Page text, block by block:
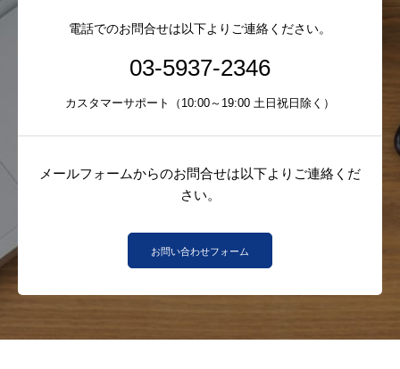
電話でのお問合せは以下よりご連絡ください。
03-5937-2346
カスタマーサポート（10:00～19:00 土日祝日除く）
メールフォームからのお問合せは以下よりご連絡くだ
さい。
お問い合わせフォーム